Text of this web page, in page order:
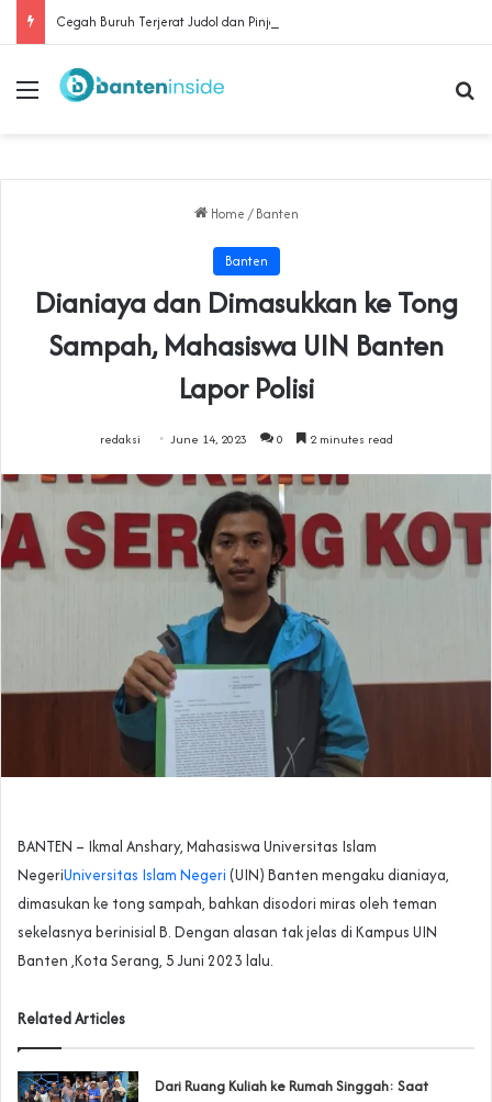
Menu
Home / Banten
Banten
Dianiaya dan Dimasukkan ke Tong
Sampah, Mahasiswa UIN Banten
Lapor Polisi
redaksi June 14, 2023 0 2 minutes read
BANTEN – Ikmal Anshary, Mahasiswa Universitas Islam
NegeriUniversitas Islam Negeri (UIN) Banten mengaku dianiaya,
dimasukan ke tong sampah, bahkan disodori miras oleh teman
sekelasnya berinisial B. Dengan alasan tak jelas di Kampus UIN
Banten ,Kota Serang, 5 Juni 2023 lalu.
Related Articles
Dari Ruang Kuliah ke Rumah Singgah: Saat